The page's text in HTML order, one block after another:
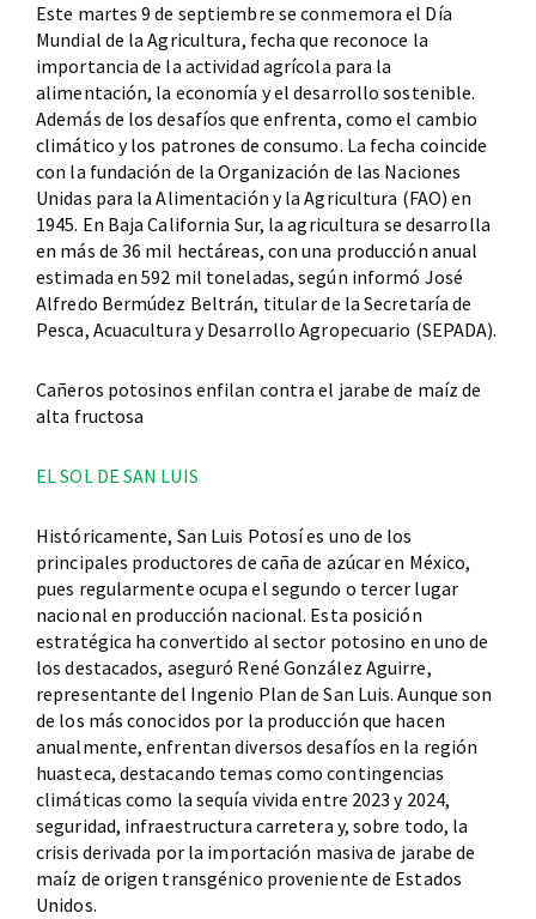
Este martes 9 de septiembre se conmemora el Día
Mundial de la Agricultura, fecha que reconoce la
importancia de la actividad agrícola para la
alimentación, la economía y el desarrollo sostenible.
Además de los desafíos que enfrenta, como el cambio
climático y los patrones de consumo. La fecha coincide
con la fundación de la Organización de las Naciones
Unidas para la Alimentación y la Agricultura (FAO) en
1945. En Baja California Sur, la agricultura se desarrolla
en más de 36 mil hectáreas, con una producción anual
estimada en 592 mil toneladas, según informó José
Alfredo Bermúdez Beltrán, titular de la Secretaría de
Pesca, Acuacultura y Desarrollo Agropecuario (SEPADA).
Cañeros potosinos enfilan contra el jarabe de maíz de
alta fructosa
EL SOL DE SAN LUIS
Históricamente, San Luis Potosí es uno de los
principales productores de caña de azúcar en México,
pues regularmente ocupa el segundo o tercer lugar
nacional en producción nacional. Esta posición
estratégica ha convertido al sector potosino en uno de
los destacados, aseguró René González Aguirre,
representante del Ingenio Plan de San Luis. Aunque son
de los más conocidos por la producción que hacen
anualmente, enfrentan diversos desafíos en la región
huasteca, destacando temas como contingencias
climáticas como la sequía vivida entre 2023 y 2024,
seguridad, infraestructura carretera y, sobre todo, la
crisis derivada por la importación masiva de jarabe de
maíz de origen transgénico proveniente de Estados
Unidos.